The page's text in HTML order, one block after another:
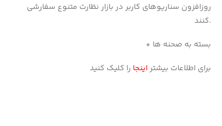
روزافزون سناریوهای کاربر در بازار نظارت متنوع سفارشی
کنند.
* بسته به صحنه ها
برای اطلاعات بیشتر اینجا را کلیک کنید